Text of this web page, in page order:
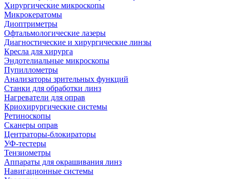
Хирургические микроскопы
Микрокератомы
Диоптриметры
Офтальмологические лазеры
Диагностические и хирургические линзы
Кресла для хирурга
Эндотелиальные микроскопы
Пупиллометры
Анализаторы зрительных функций
Станки для обработки линз
Нагреватели для оправ
Криохирургические системы
Ретиноскопы
Сканеры оправ
Центраторы-блокираторы
УФ-тестеры
Тензиометры
Аппараты для окрашивания линз
Навигационные системы